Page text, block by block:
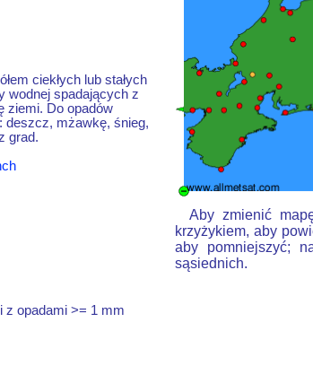
ciekłych lub stałych
wodnej spadających z
ziemi. Do opadów
deszcz, mżawkę, śnieg,
grad.
z opadami >= 1 mm
Aby zmienić
krzyżykiem, aby
aby pomniejszyć;
sąsiednich.